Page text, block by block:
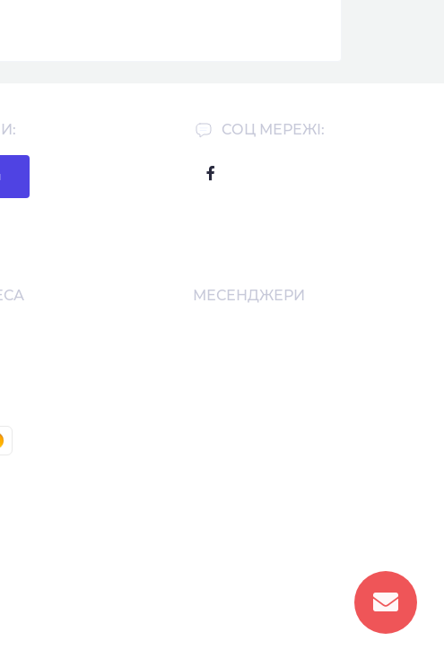
СОЦ МЕРЕЖІ:
МЕСЕНДЖЕРИ